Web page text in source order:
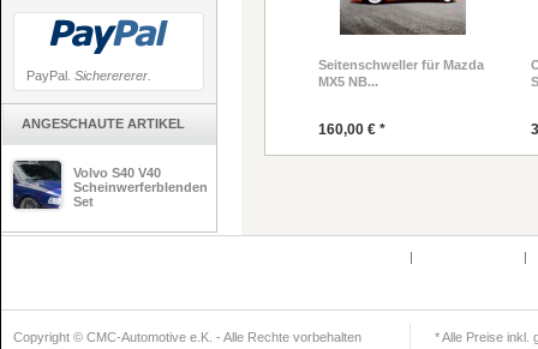
PayPal. Sicherererer.
ANGESCHAUTE ARTIKEL
Volvo S40 V40
Scheinwerferblenden
Set
Seitenschweller für Mazda
MX5 NB...
160,00 € *
| |
Copyright © CMC-Automotive e.K. - Alle Rechte vorbehalten * Alle Preise